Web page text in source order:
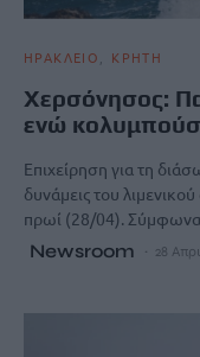
ΗΡΑΚΛΕΙΟ ΚΡΗΤΗ
Χερσόνησος:
ενώ
Επιχείρηση για τη
δυνάμεις του
πρωί (28/04).
Newsroom 28